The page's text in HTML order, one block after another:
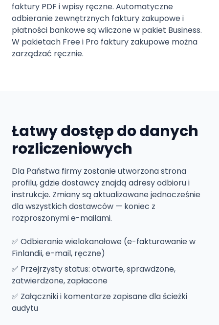
faktury PDF i wpisy ręczne. Automatyczne
odbieranie zewnętrznych faktury zakupowe i
płatności bankowe są wliczone w pakiet Business.
W pakietach Free i Pro faktury zakupowe można
zarządzać ręcznie.
Łatwy dostęp do danych
rozliczeniowych
Dla Państwa firmy zostanie utworzona strona
profilu, gdzie dostawcy znajdą adresy odbioru i
instrukcje. Zmiany są aktualizowane jednocześnie
dla wszystkich dostawców — koniec z
rozproszonymi e-mailami.
✅ Odbieranie wielokanałowe (e-fakturowanie w
Finlandii, e-mail, ręczne)
✅ Przejrzysty status: otwarte, sprawdzone,
zatwierdzone, zapłacone
✅ Załączniki i komentarze zapisane dla ścieżki
audytu